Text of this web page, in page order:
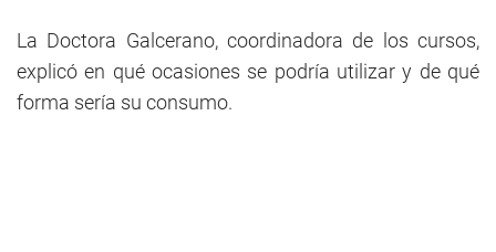
La Doctora Galcerano, coordinadora de los cursos,
explicó en qué ocasiones se podría utilizar y de qué
forma sería su consumo.